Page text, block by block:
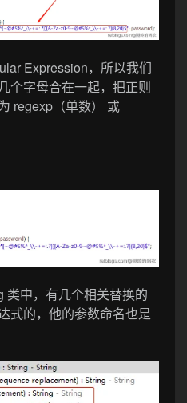
Expression，所以我们
个字母合在一起，把正则
regexp（单数） 或
类中，有几个相关替换的
式的，他的参数命名也是